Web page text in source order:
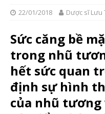
22/01/2018 Dược sĩ Lưu
Sức căng bề
trong nhũ
hết sức quan
định sự hình
của nhũ